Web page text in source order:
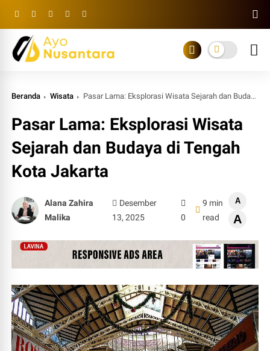
Beranda Wisata Pasar Lama: Eksplorasi Wisata Sejarah dan Budaya di Tengah Kota Jakarta
Pasar Lama: Eksplorasi Wisata
Sejarah dan Budaya di Tengah
Kota Jakarta
Alana Zahira
Malika
Desember
13, 2025
0
9 min
read
A
A